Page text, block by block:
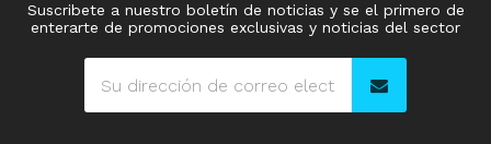
Suscribete a nuestro boletín de noticias y se el primero de
enterarte de promociones exclusivas y noticias del sector